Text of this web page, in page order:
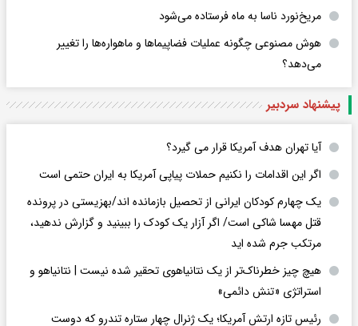
مریخ‌نورد ناسا به ماه فرستاده می‌شود
هوش مصنوعی چگونه عملیات فضاپیماها و ماهواره‌ها را تغییر
می‌دهد؟
پیشنهاد سردبیر
آیا تهران هدف آمریکا قرار می گیرد؟
اگر این اقدامات را نکنیم حملات پیاپی آمریکا به ایران حتمی است
یک چهارم کودکان ایرانی از تحصیل بازمانده اند/بهزیستی در پرونده
قتل مهسا شاکی است/ اگر آزار یک کودک را ببینید و گزارش ندهید،
مرتکب جرم شده اید
هیچ چیز خطرناک‌تر از یک نتانیاهوی تحقیر شده نیست | نتانیاهو و
استراتژی «تنش دائمی»
رئیس تازه ارتش آمریکا؛ یک ژنرال چهار ستاره تندرو که دوست